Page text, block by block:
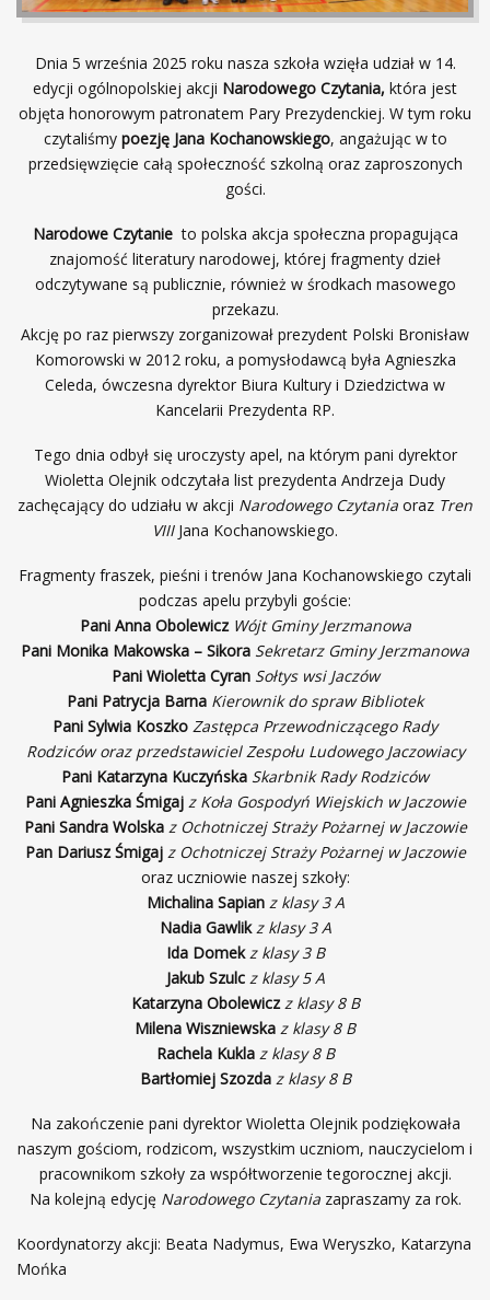
Dnia 5 września 2025 roku nasza szkoła wzięła udział w 14.
edycji ogólnopolskiej akcji Narodowego Czytania, która jest
objęta honorowym patronatem Pary Prezydenckiej. W tym roku
czytaliśmy poezję Jana Kochanowskiego, angażując w to
przedsięwzięcie całą społeczność szkolną oraz zaproszonych
gości.
Narodowe Czytanieto polska akcja społeczna propagująca
znajomość literatury narodowej, której fragmenty dzieł
odczytywane są publicznie, również w środkach masowego
przekazu.
Akcję po raz pierwszy zorganizował prezydent Polski Bronisław
Komorowski w 2012 roku, a pomysłodawcą była Agnieszka
Celeda, ówczesna dyrektor Biura Kultury i Dziedzictwa w
Kancelarii Prezydenta RP.
Tego dnia odbył się uroczysty apel, na którym pani dyrektor
Wioletta Olejnik odczytała list prezydenta Andrzeja Dudy
zachęcający do udziału w akcji Narodowego Czytania oraz Tren
VIIIJana Kochanowskiego.
Fragmenty fraszek, pieśni i trenów Jana Kochanowskiego czytali
podczas apelu przybyli goście:
Pani Anna Obolewicz Wójt Gminy Jerzmanowa
Pani Monika Makowska – Sikora Sekretarz Gminy Jerzmanowa
Pani Wioletta Cyran Sołtys wsi Jaczów
Pani Patrycja Barna Kierownik do spraw Bibliotek
Pani Sylwia Koszko Zastępca Przewodniczącego Rady
Rodziców oraz przedstawiciel Zespołu Ludowego Jaczowiacy
Pani Katarzyna Kuczyńska Skarbnik Rady Rodziców
Pani Agnieszka Śmigaj z Koła Gospodyń Wiejskich w Jaczowie
Pani Sandra Wolska z Ochotniczej Straży Pożarnej w Jaczowie
Pan Dariusz Śmigaj z Ochotniczej Straży Pożarnej w Jaczowie
oraz uczniowie naszej szkoły:
Michalina Sapian z klasy 3 A
Nadia Gawlik z klasy 3 A
Ida Domek z klasy 3 B
Jakub Szulc z klasy 5 A
Katarzyna Obolewicz z klasy 8 B
Milena Wiszniewska z klasy 8 B
Rachela Kuklaz klasy 8 B
Bartłomiej Szozdaz klasy 8 B
Na zakończenie pani dyrektor Wioletta Olejnik podziękowała
naszym gościom, rodzicom, wszystkim uczniom, nauczycielom i
pracownikom szkoły za współtworzenie tegorocznej akcji.
Na kolejną edycję Narodowego Czytaniazapraszamy za rok.
Koordynatorzy akcji: Beata Nadymus, Ewa Weryszko, Katarzyna
Mońka